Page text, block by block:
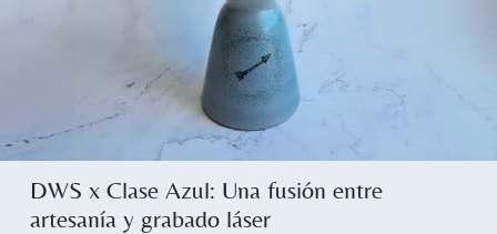
DWS x Clase Azul: Una fusión entre
artesanía y grabado láser